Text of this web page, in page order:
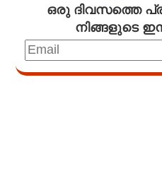
ഒരു ദിവസത്തെ
നിങ്ങളുടെ